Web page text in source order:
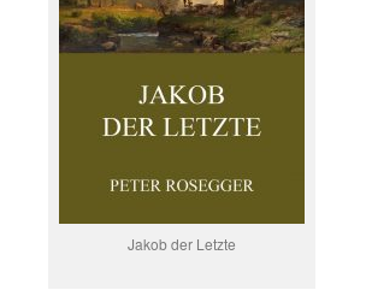
Jakob der Letzte